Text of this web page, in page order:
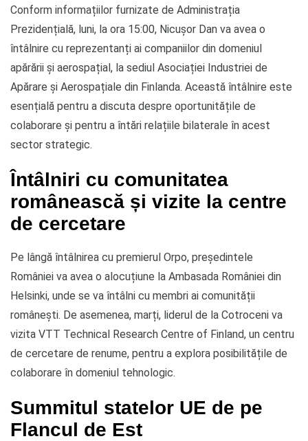
Conform informațiilor furnizate de Administrația
Prezidențială, luni, la ora 15:00, Nicușor Dan va avea o
întâlnire cu reprezentanți ai companiilor din domeniul
apărării și aerospațial, la sediul Asociației Industriei de
Apărare și Aerospațiale din Finlanda. Această întâlnire este
esențială pentru a discuta despre oportunitățile de
colaborare și pentru a întări relațiile bilaterale în acest
sector strategic.
Întâlniri cu comunitatea
românească și vizite la centre
de cercetare
Pe lângă întâlnirea cu premierul Orpo, președintele
României va avea o alocuțiune la Ambasada României din
Helsinki, unde se va întâlni cu membri ai comunității
românești. De asemenea, marți, liderul de la Cotroceni va
vizita VTT Technical Research Centre of Finland, un centru
de cercetare de renume, pentru a explora posibilitățile de
colaborare în domeniul tehnologic.
Summitul statelor UE de pe
Flancul de Est